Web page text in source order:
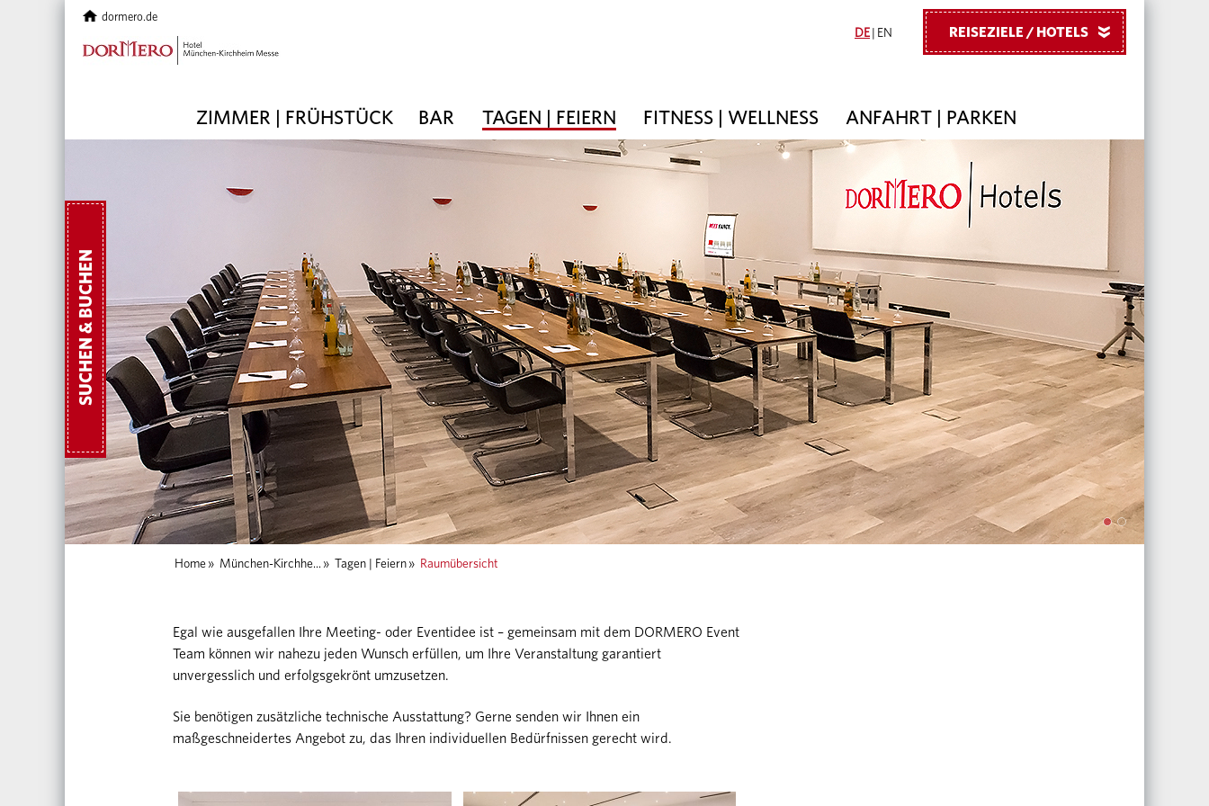
DE EN
ZIMMER | FRÜHSTÜCK BAR TAGEN | FEIERN FITNESS | WELLNESS ANFAHRT | PARKEN
dormero.de
REISEZIELE / HOTELS »
SUCHEN & BUCHEN
Home » München-Kirchhe... » Tagen | Feiern » Raumübersicht
Egal wie ausgefallen Ihre Meeting- oder Eventidee ist – gemeinsam mit dem DORMERO Event
Team können wir nahezu jeden Wunsch erfüllen, um Ihre Veranstaltung garantiert
unvergesslich und erfolgsgekrönt umzusetzen.
Sie benötigen zusätzliche technische Ausstattung? Gerne senden wir Ihnen ein
maßgeschneidertes Angebot zu, das Ihren individuellen Bedürfnissen gerecht wird.